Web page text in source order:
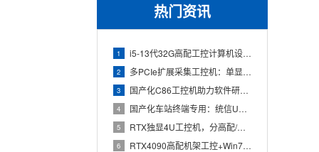
热门资讯
1 i5-13代32G高配工控计算机设备，智能制造工位整机显示成
2 多PCIe扩展采集工控机：单显卡+多路采集卡高性价比方案
3 国产化C86工控机助力软件研发：从需求分析到落地部署
4 国产化车站终端专用：统信UOS兆芯八核嵌入式轨交工控机落地方
5 RTX独显4U工控机，分高配/低配适配无人机作业全场景
6 RTX4090高配机架工控+Win7加固笔记本，航空测控硬件